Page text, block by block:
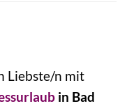
Liebste/n mit
in Bad